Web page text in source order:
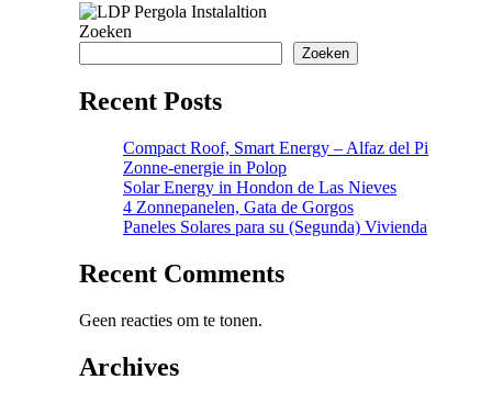
Zoeken
Zoeken
Recent Posts
Compact Roof, Smart Energy – Alfaz del Pi
Zonne-energie in Polop
Solar Energy in Hondon de Las Nieves
4 Zonnepanelen, Gata de Gorgos
Paneles Solares para su (Segunda) Vivienda
Recent Comments
Geen reacties om te tonen.
Archives